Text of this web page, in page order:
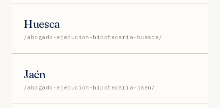
Huesca
/abogado-ejecucion-hipotecaria-huesca/
Jaén
/abogado-ejecucion-hipotecaria-jaen/